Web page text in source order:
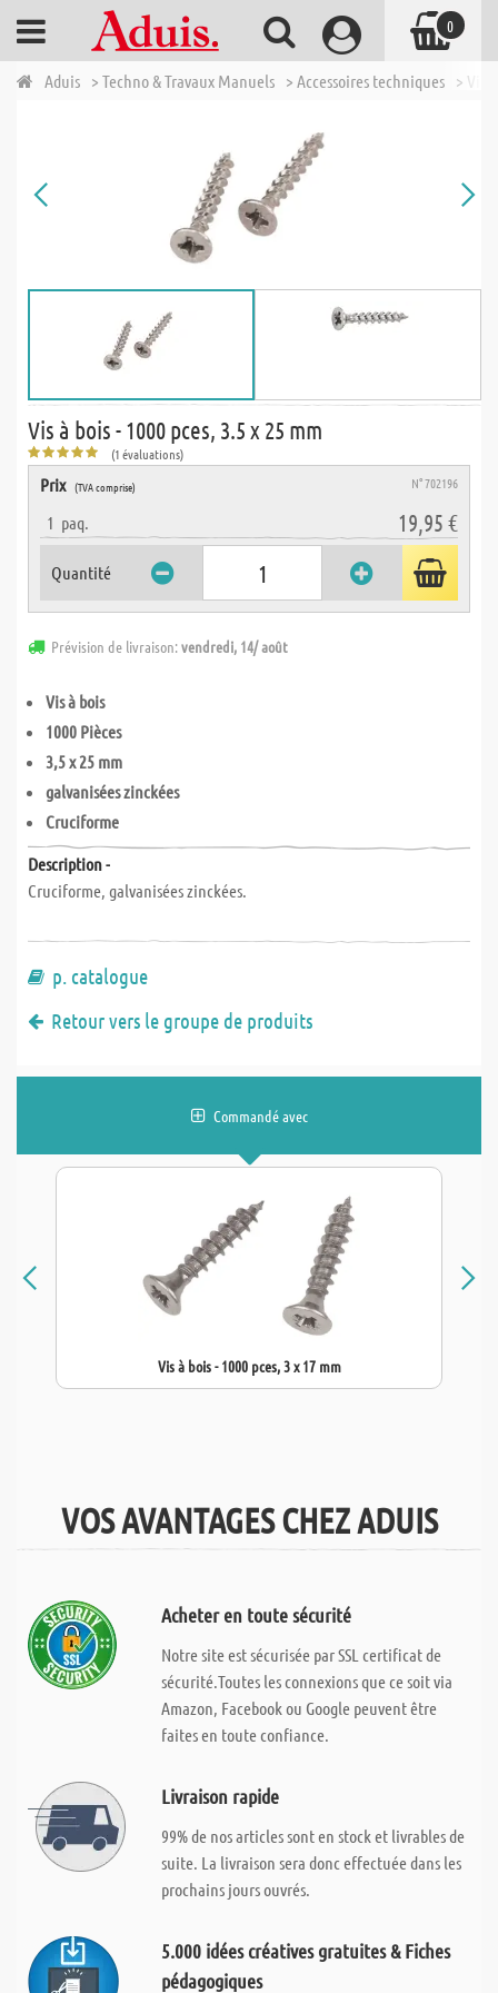
Aduis > Techno & Travaux Manuels > Accessoires techniques > Vis,
Vis à bois - 1000 pces, 3.5 x 25 mm
(1 évaluations)
Prix (TVA comprise) N° 702196
1 paq. 19,95 €
Quantité
Prévision de livraison:vendredi, 14/ août
Vis à bois
1000 Pièces
3,5 x 25 mm
galvanisées zinckées
Cruciforme
Description -
Cruciforme, galvanisées zinckées.
p. catalogue
Retour vers le groupe de produits
Commandé avec
Vis à bois - 1000 pces, 3 x 17 mm
VOS AVANTAGES CHEZ ADUIS
Acheter en toute sécurité
Notre site est sécurisée par SSL certificat de
sécurité.Toutes les connexions que ce soit via
Amazon, Facebook ou Google peuvent être
faites en toute confiance.
Livraison rapide
99% de nos articles sont en stock et livrables de
suite. La livraison sera donc effectuée dans les
prochains jours ouvrés.
5.000 idées créatives gratuites & Fiches
pédagogiques
0